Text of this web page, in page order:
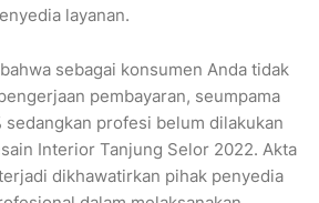
layanan.
sebagai konsumen Anda tidak
pembayaran, seumpama
sedangkan profesi belum dilakukan
Interior Tanjung Selor 2022. Akta
dikhawatirkan pihak penyedia